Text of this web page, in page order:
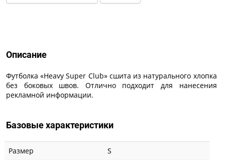
Описание
Футболка «Heavy Super Club» сшита из натурального хлопка
без боковых швов. Отлично подходит для нанесения
рекламной информации.
Базовые характеристики
Размер
S